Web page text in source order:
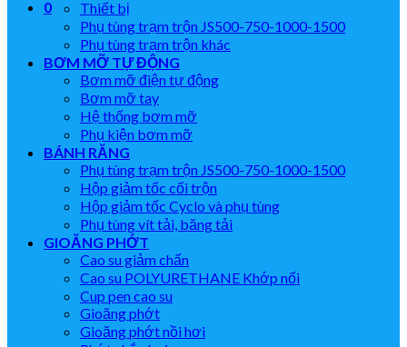
0
Thiết bị
Phụ tùng trạm trộn JS500-750-1000-1500
Phụ tùng trạm trộn khác
BƠM MỠ TỰ ĐỘNG
Bơm mỡ điện tự động
Bơm mỡ tay
Hệ thống bơm mỡ
Phụ kiện bơm mỡ
BÁNH RĂNG
Phụ tùng trạm trộn JS500-750-1000-1500
Hộp giảm tốc cối trộn
Hộp giảm tốc Cyclo và phụ tùng
Phụ tùng vít tải, băng tải
GIOĂNG PHỚT
Cao su giảm chấn
Cao su POLYURETHANE Khớp nối
Cup pen cao su
Gioăng phớt
Gioăng phớt nồi hơi